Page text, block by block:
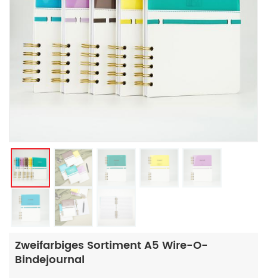
Zweifarbiges Sortiment A5 Wire-O-
Bindejournal